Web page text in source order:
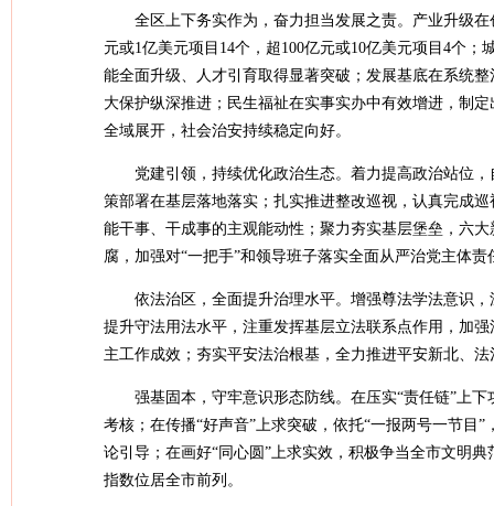
全区上下务实作为，奋力担当发展之责。产业升级
元或1亿美元项目14个，超100亿元或10亿美元项目4个
能全面升级、人才引育取得显著突破；发展基底在系统
大保护纵深推进；民生福祉在实事实办中有效增进，制
全域展开，社会治安持续稳定向好。
党建引领，持续优化政治生态。着力提高政治站位
策部署在基层落地落实；扎实推进整改巡视，认真完成
能干事、干成事的主观能动性；聚力夯实基层堡垒，六
腐，加强对“一把手”和领导班子落实全面从严治党主体
依法治区，全面提升治理水平。增强尊法学法意识
提升守法用法水平，注重发挥基层立法联系点作用，加
主工作成效；夯实平安法治根基，全力推进平安新北、
强基固本，守牢意识形态防线。在压实“责任链”上
考核；在传播“好声音”上求突破，依托“一报两号一节目
论引导；在画好“同心圆”上求实效，积极争当全市文明
指数位居全市前列。